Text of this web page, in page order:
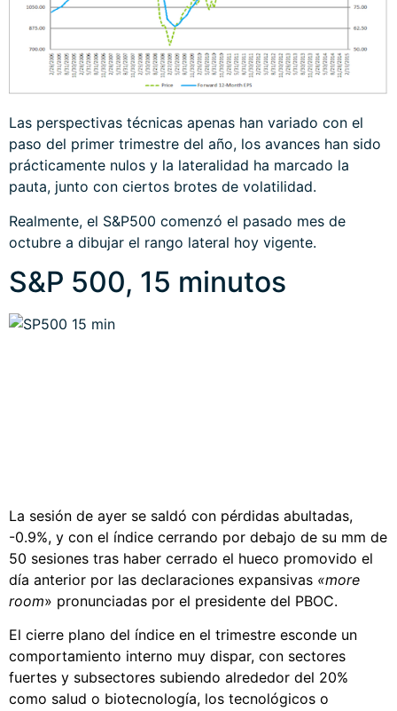
Las perspectivas técnicas apenas han variado con el
paso del primer trimestre del año, los avances han sido
prácticamente nulos y la lateralidad ha marcado la
pauta, junto con ciertos brotes de volatilidad.
Realmente, el S&P500 comenzó el pasado mes de
octubre a dibujar el rango lateral hoy vigente.
S&P 500, 15 minutos
La sesión de ayer se saldó con pérdidas abultadas,
-0.9%, y con el índice cerrando por debajo de su mm de
50 sesiones tras haber cerrado el hueco promovido el
día anterior por las declaraciones expansivas «more
room» pronunciadas por el presidente del PBOC.
El cierre plano del índice en el trimestre esconde un
comportamiento interno muy dispar, con sectores
fuertes y subsectores subiendo alrededor del 20%
como salud o biotecnología, los tecnológicos o